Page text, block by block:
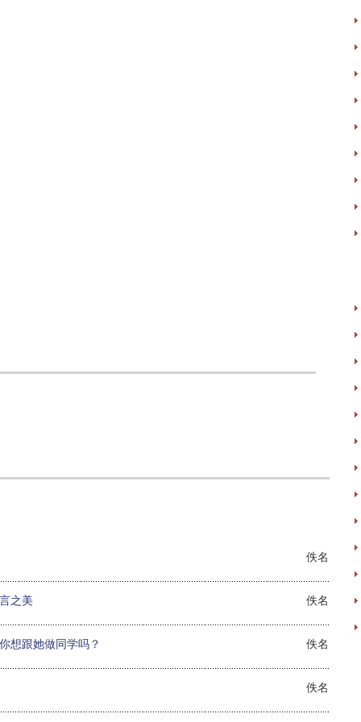
佚名
之美 佚名
想跟她做同学吗？ 佚名
佚名